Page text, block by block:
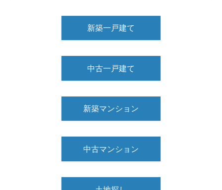
新築一戸建て
中古一戸建て
新築マンション
中古マンション